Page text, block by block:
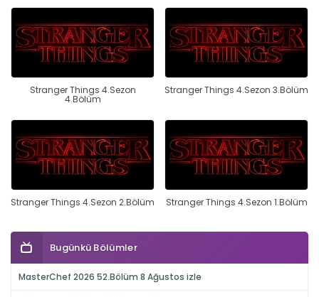
Stranger Things 4.Sezon
4.Bölüm
Stranger Things 4.Sezon 3.Bölüm
Stranger Things 4.Sezon 2.Bölüm Stranger Things 4.Sezon 1.Bölüm
Bugünkü Bölümler
MasterChef 2026 52.Bölüm 8 Ağustos izle